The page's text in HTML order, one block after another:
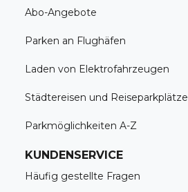
Abo-Angebote
Parken an Flughäfen
Laden von Elektrofahrzeugen
Städtereisen und Reiseparkplätze
Parkmöglichkeiten A-Z
KUNDENSERVICE
Häufig gestellte Fragen